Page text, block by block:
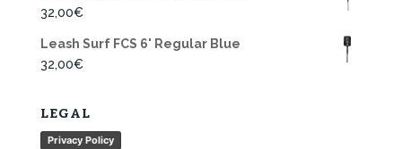
32,00€
Leash Surf FCS 6' Regular Blue
32,00€
LEGAL
Privacy Policy